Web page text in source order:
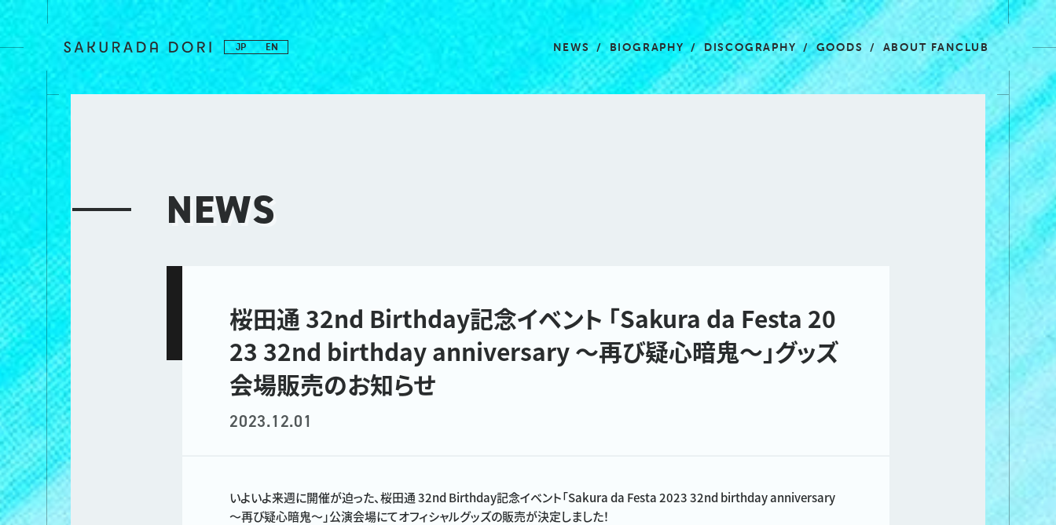
JP EN NEWS BIOGRAPHY DISCOGRAPHY GOODS ABOUT FANCLUB
NEWS
桜田通 32nd Birthday記念イベント 「Sakura da Festa 20
23 32nd birthday anniversary 〜再び疑心暗鬼〜」グッズ
会場販売のお知らせ
2023.12.01
いよいよ来週に開催が迫った、桜田通 32nd Birthday記念イベント「Sakura da Festa 2023 32nd birthday anniversary
〜再び疑心暗鬼〜」公演会場にてオフィシャルグッズの販売が決定しました！